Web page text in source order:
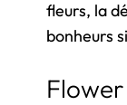
fleurs, la
bonheurs